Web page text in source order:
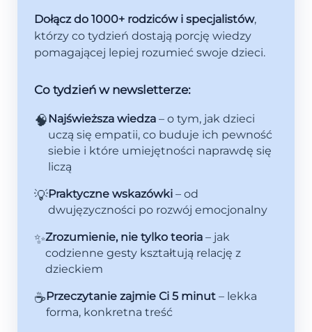
Dołącz do 1000+ rodziców i specjalistów,
którzy co tydzień dostają porcję wiedzy
pomagającej lepiej rozumieć swoje dzieci.
Co tydzień w newsletterze:
🧠 Najświeższa wiedza– o tym, jak dzieci
uczą się empatii, co buduje ich pewność
siebie i które umiejętności naprawdę się
liczą
💡Praktyczne wskazówki– od
dwujęzyczności po rozwój emocjonalny
✨Zrozumienie, nie tylko teoria– jak
codzienne gesty kształtują relację z
dzieckiem
☕Przeczytanie zajmie Ci 5 minut– lekka
forma, konkretna treść